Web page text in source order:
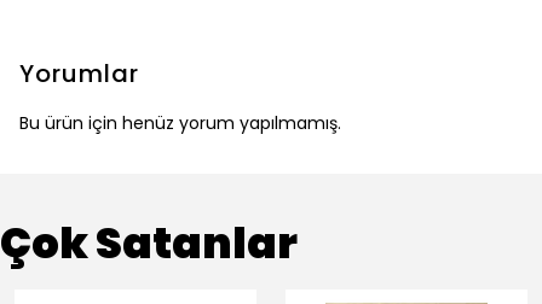
Yorumlar
Bu ürün için henüz yorum yapılmamış.
Çok Satanlar